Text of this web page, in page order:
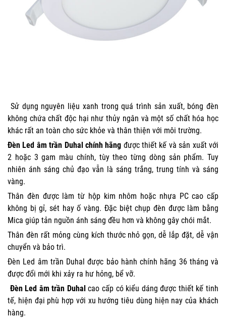
Sử dụng nguyên liệu xanh trong quá trình sản xuất, bóng đèn
không chứa chất độc hại như thủy ngân và một số chất hóa học
khác rất an toàn cho sức khỏe và thân thiện với môi trường.
Đèn Led âm trần Duhal chính hãng được thiết kế và sản xuất với
2 hoặc 3 gam màu chính, tùy theo từng dòng sản phẩm. Tuy
nhiên ánh sáng chủ đạo vẫn là sáng trắng, trung tính và sáng
vàng.
Thân đèn được làm từ hộp kim nhôm hoặc nhựa PC cao cấp
không bị gỉ, sét hay ố vàng. Đặc biệt chụp đèn được làm bằng
Mica giúp tản nguồn ánh sáng đều hơn và không gây chói mắt.
Thân đèn rất mỏng cùng kích thước nhỏ gọn, dễ lắp đặt, dễ vận
chuyển và bảo trì.
Đèn Led âm trần Duhal được bảo hành chính hãng 36 tháng và
được đổi mới khi xảy ra hư hỏng, bể vỡ.
Đèn Led âm trần Duhalcao cấp có kiểu dáng được thiết kế tinh
tế, hiện đại phù hợp với xu hướng tiêu dùng hiện nay của khách
hàng.